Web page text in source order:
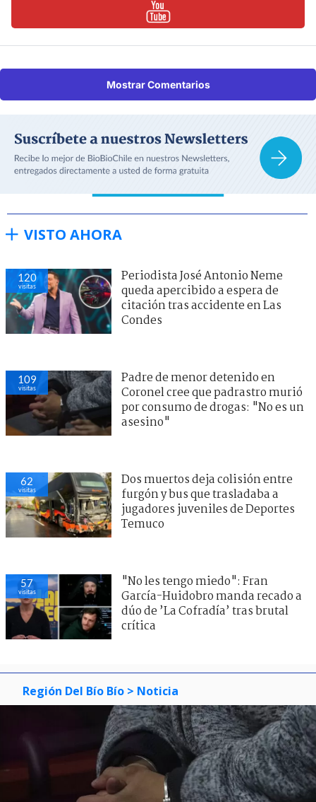
Mostrar Comentarios
VISTO AHORA
120
visitas
Periodista José Antonio Neme
queda apercibido a espera de
citación tras accidente en Las
Condes
109
visitas
Padre de menor detenido en
Coronel cree que padrastro murió
por consumo de drogas: "No es un
asesino"
62
visitas
Dos muertos deja colisión entre
furgón y bus que trasladaba a
jugadores juveniles de Deportes
Temuco
57
visitas
"No les tengo miedo": Fran
García-Huidobro manda recado a
dúo de ’La Cofradía’ tras brutal
crítica
Región Del Bío Bío > Noticia